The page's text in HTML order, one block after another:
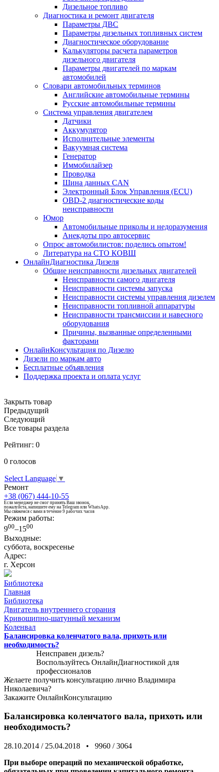
Дизельное топливо
Диагностика и ремонт двигателя
Параметры ДВС
Параметры дизельных топливных систем
Диагностическое оборудование
Калькуляторы расчета параметров
дизельного двигателя
Параметры двигателей по маркам
автомобилей
Словари автомобильных терминов
Английские автомобильные термины
Русские автомобильные термины
Система управления двигателем
Датчики
Аккумулятор
Исполнительные элементы
Вакуумная система
Генератор
Иммобилайзер
Проводка
Шина данных CAN
Электронный Блок Управления (ECU)
OBD-2 диагностические коды
неисправности
Юмор
Автомобильные приколы и недоразумения
Анекдоты про автосервис
Опрос автомобилистов: поделись опытом!
Литература на СТО КОВШ
ОнлайнДиагностика Дизеля
Общие неисправности дизельных двигателей
Неисправности самого двигателя
Неисправности системы запуска
Неисправности системы управления дизелем
Неисправности топливной аппаратуры
Неисправности трансмиссии и навесного
оборудования
Причины, вызванные определенными
факторами
ОнлайнКонсультация по Дизелю
Дизели по маркам авто
Бесплатные объявления
Поддержка проекта и оплата услуг
Закрыть товар
Предыдущий
Следующий
Все товары раздела
Рейтинг: 0
0 голосов
Select Language ▼
Ремонт
+38 (067) 444-10-55
Если менеджер не смог принять Ваш звонок,
пожалуйста, напишите ему на Telegram или WhatsApp.
Мы свяжемся с вами в течение 9 рабочих часов
Режим работы:
900–1500
Выходные:
суббота, воскресенье
Адрес:
г. Херсон
Библиотека
Главная
Библиотека
Двигатель внутреннего сгорания
Кривошипно-шатунный механизм
Коленвал
Балансировка коленчатого вала, прихоть или
необходимость?
Неисправен дизель?
Воспользуйтесь ОнлайнДиагностикой для
профессионалов
Желаете получить консультацию лично Владимира
Николаевича?
Закажите ОнлайнКонсультацию
Балансировка коленчатого вала, прихоть или
необходимость?
28.10.2014 / 25.04.2018 • 9960 /3064
При выборе операций по механической обработке,